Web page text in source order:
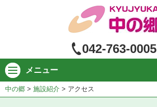
本
文
へ
042-763-0005
メニュー
中の郷 > 施設紹介 > アクセス